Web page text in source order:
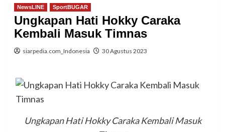
NewsLINE SportBUGAR
Ungkapan Hati Hokky Caraka
Kembali Masuk Timnas
siarpedia.com_Indonesia 30 Agustus 2023
Ungkapan Hati Hokky Caraka Kembali Masuk